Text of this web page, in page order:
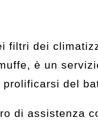
filtri dei
è un
del
di assistenza